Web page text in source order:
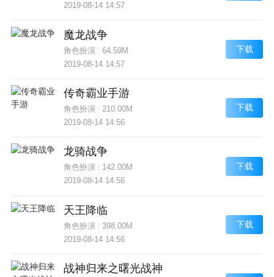
2019-08-14 14:57
魔龙战争
角色扮演| 64.59M
2019-08-14 14:57
下载
传奇霸业手游
角色扮演| 210.00M
2019-08-14 14:56
下载
龙骑战争
角色扮演| 142.00M
2019-08-14 14:56
下载
天王降临
角色扮演| 398.00M
2019-08-14 14:56
下载
战神归来之曙光战神